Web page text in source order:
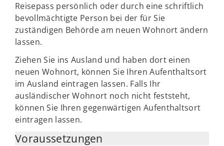
Reisepass persönlich oder durch eine schriftlich
bevollmächtigte Person bei der für Sie
zuständigen Behörde am neuen Wohnort ändern
lassen.
Ziehen Sie ins Ausland und haben dort einen
neuen Wohnort, können Sie Ihren Aufenthaltsort
im Ausland eintragen lassen. Falls Ihr
ausländischer Wohnort noch nicht feststeht,
können Sie Ihren gegenwärtigen Aufenthaltsort
eintragen lassen.
Voraussetzungen